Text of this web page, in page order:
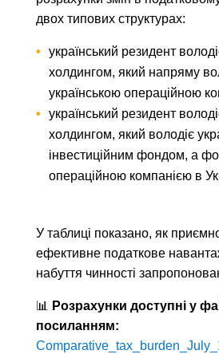
двох типових структурах:
український резидент
холдингом, який напряму
українською операційною
український резидент
холдингом, який володіє
інвестиційним фондом, а
операційною компанією в
У таблиці показано, як
ефективне податкове
набуття чинності
📊
Розрахунки доступні у
посиланням: